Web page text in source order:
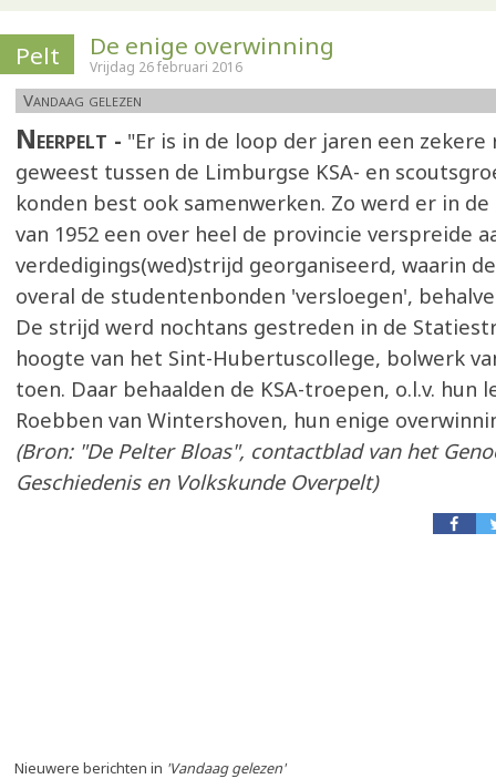
Pelt De enige overwinning
Vrijdag 26 februari 2016
Vandaag gelezen
Neerpelt
"Er is in de loop der jaren een
geweest tussen de Limburgse KSA- en
konden best ook samenwerken. Zo werd er in
van 1952 een over heel de provincie verspreide
verdedigings(wed)strijd georganiseerd, waarin
overal de studentenbonden 'versloegen',
De strijd werd nochtans gestreden in de
hoogte van het Sint-Hubertuscollege, bolwerk
toen. Daar behaalden de KSA-troepen, o.l.v. hun
Roebben van Wintershoven, hun enige
(Bron: "De Pelter Bloas", contactblad van het
Geschiedenis en Volkskunde Overpelt)
Nieuwere berichten in 'Vandaag gelezen'